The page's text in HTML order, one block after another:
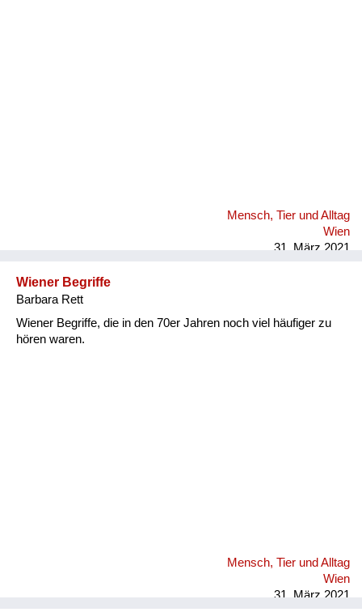
Mensch, Tier und Alltag
Wien
31. März 2021
Wiener Begriffe
Barbara Rett
Wiener Begriffe, die in den 70er Jahren noch viel häufiger zu
hören waren.
Mensch, Tier und Alltag
Wien
31. März 2021